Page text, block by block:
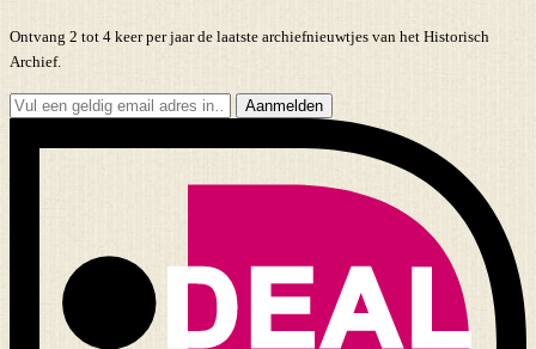
Ontvang 2 tot 4 keer per jaar de laatste archiefnieuwtjes van het Historisch
Archief.
Aanmelden